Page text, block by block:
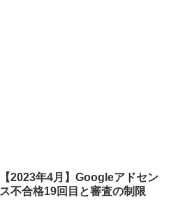
【2023年4月】Googleアドセン
ス不合格19回目と審査の制限